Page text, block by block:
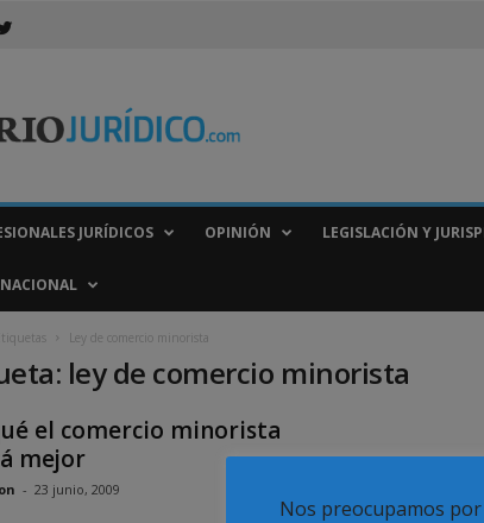
JURÍDICOS OPINIÓN LEGISLACIÓN Y
Ley de comercio minorista
ley de comercio minorista
el comercio minorista
mejor
- 23 junio, 2009
Nos preocupamos